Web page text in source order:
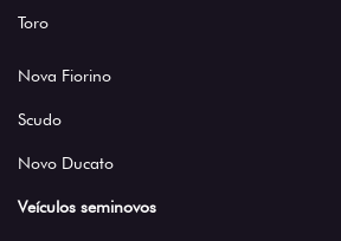
Toro
Nova Fiorino
Scudo
Novo Ducato
Veículos seminovos